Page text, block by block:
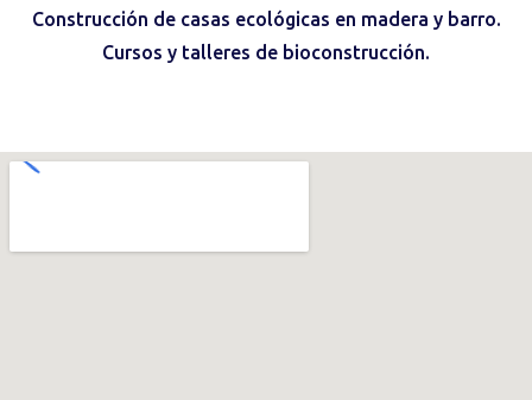
Construcción de casas ecológicas en madera y barro.
Cursos y talleres de bioconstrucción.